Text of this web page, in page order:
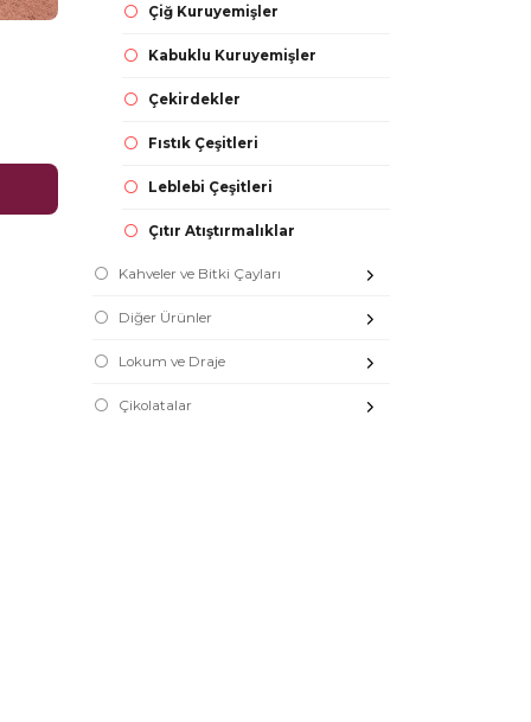
Çiğ Kuruyemişler
Kabuklu Kuruyemişler
Çekirdekler
Fıstık Çeşitleri
Leblebi Çeşitleri
Çıtır Atıştırmalıklar
Kahveler ve Bitki Çayları
Diğer Ürünler
Lokum ve Draje
Çikolatalar